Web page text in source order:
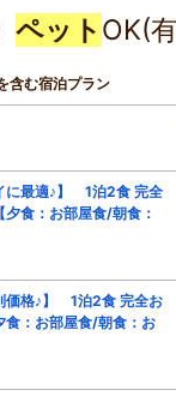
ペット OK(
含む宿泊プラン
に最適♪】 1泊2食 完全
食：お部屋食/朝食：
価格♪】 1泊2食 完全お
：お部屋食/朝食：お